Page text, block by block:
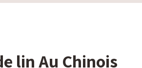
lin Au Chinois